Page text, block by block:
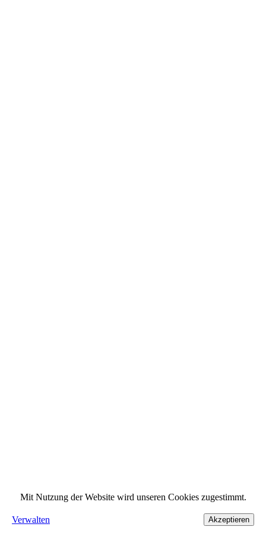
Mit Nutzung der Website wird unseren Cookies zugestimmt.
Verwalten Akzeptieren